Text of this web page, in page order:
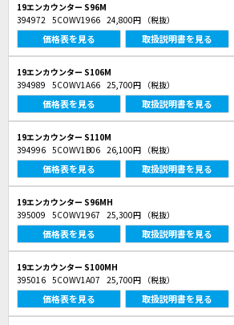
19エンカウンター S96M
394972 5COWV1966 24,800円 （税抜）
価格表を見る 取扱説明書を見る
19エンカウンター S106M
394989 5COWV1A66 25,700円 （税抜）
価格表を見る 取扱説明書を見る
19エンカウンター S110M
394996 5COWV1B06 26,100円 （税抜）
価格表を見る 取扱説明書を見る
19エンカウンター S96MH
395009 5COWV1967 25,300円 （税抜）
価格表を見る 取扱説明書を見る
19エンカウンター S100MH
395016 5COWV1A07 25,700円 （税抜）
価格表を見る 取扱説明書を見る